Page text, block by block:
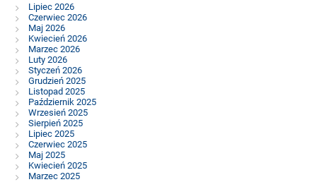
Lipiec 2026
Czerwiec 2026
Maj 2026
Kwiecień 2026
Marzec 2026
Luty 2026
Styczeń 2026
Grudzień 2025
Listopad 2025
Październik 2025
Wrzesień 2025
Sierpień 2025
Lipiec 2025
Czerwiec 2025
Maj 2025
Kwiecień 2025
Marzec 2025